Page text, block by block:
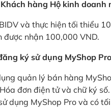
hàng Hộ kinh doanh
và thực hiện tối thiểu
nhận 100,000 VND.
ký sử dụng MyShop
quản lý bán hàng
đơn điện tử và chữ ký
dụng MyShop Pro và có